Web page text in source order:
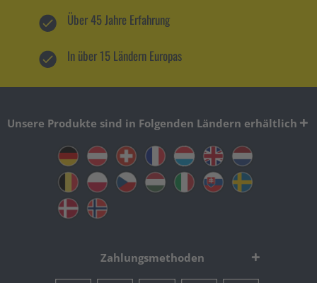
Über 45 Jahre Erfahrung
In über 15 Ländern Europas
Unsere Produkte sind in Folgenden Ländern erhältlich
Zahlungsmethoden